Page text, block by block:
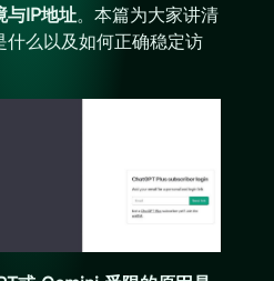
与IP地址。本篇为大家讲清
什么以及如何正确稳定访